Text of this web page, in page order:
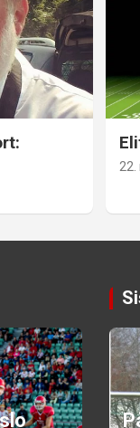
22.